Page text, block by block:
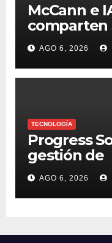
McCann e
comparten
industria
publicidad
AGO 6, 2026
TECNOLOGÍA
Progress
gestión de
NVIDIA
AGO 6, 2026